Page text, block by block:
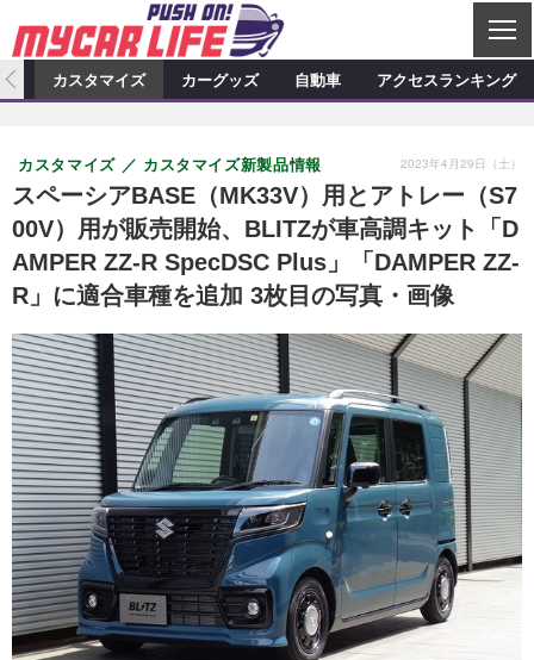
C
L
S
カーオーディオ
プロショップ検索 ショップ訪問記
カーオーディオニュース デモカー製作記
その他
カスタマイズ特集記事 カスタマイズ新製品情報
カスタマイズニュース
カーグッズ
カーグッズ特集記事 カーグッズ新製品情報
カーグッズニュース
自動車
ニュース 試乗記
スクープ
アクセスランキング
カスタマイズ カーグッズ 自動車 アクセスランキング
スペーシアBASE（MK33V）用とアトレー（S7
00V）用が販売開始、BLITZが車高調キット「D
AMPER ZZ-R SpecDSC Plus」「DAMPER ZZ-
R」に適合車種を追加 3枚目の写真・画像
カスタマイズ カスタマイズ新製品情報 2023年4月29日（土）